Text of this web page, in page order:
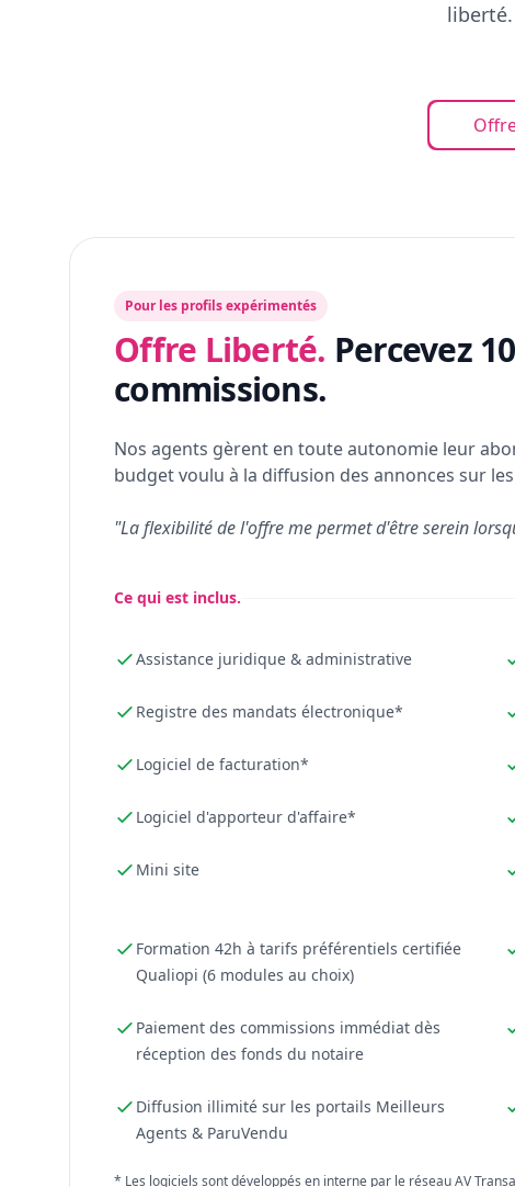
Pour les profils expérimentés
Offre Liberté. Percevez
commissions.
Nos agents gèrent en toute autonomie leur
budget voulu à la diffusion des annonces sur
"La flexibilité de l'offre me permet d'être serein
Ce qui est inclus.
Assistance juridique & administrative
Registre des mandats électronique*
Logiciel de facturation*
Logiciel d'apporteur d'affaire*
Mini site
Formation 42h à tarifs préférentiels certifiée
Qualiopi (6 modules au choix)
Paiement des commissions immédiat dès
réception des fonds du notaire
Diffusion illimité sur les portails Meilleurs
Agents & ParuVendu
* Les logiciels sont développés en interne par le réseau AV